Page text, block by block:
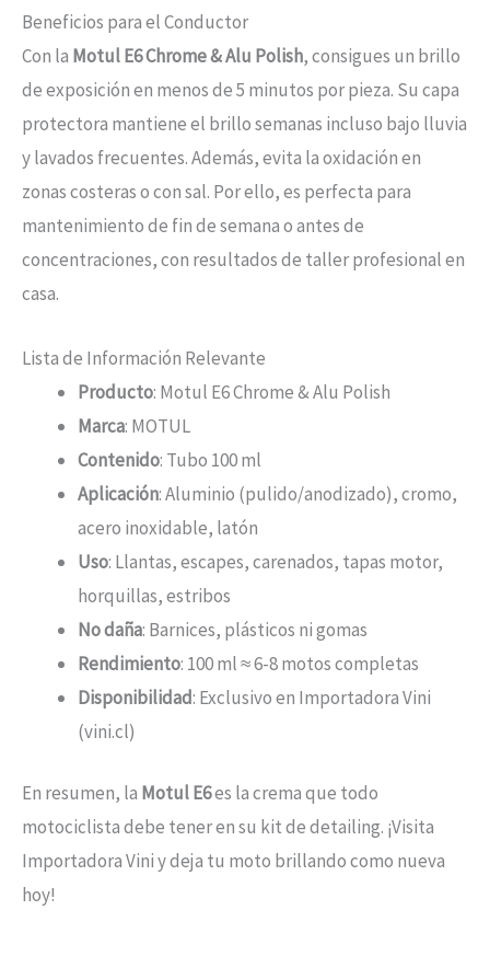
Beneficios para el Conductor
Con la Motul E6 Chrome & Alu Polish, consigues un brillo
de exposición en menos de 5 minutos por pieza. Su capa
protectora mantiene el brillo semanas incluso bajo lluvia
y lavados frecuentes. Además, evita la oxidación en
zonas costeras o con sal. Por ello, es perfecta para
mantenimiento de fin de semana o antes de
concentraciones, con resultados de taller profesional en
casa.
Lista de Información Relevante
Producto: Motul E6 Chrome & Alu Polish
Marca: MOTUL
Contenido: Tubo 100 ml
Aplicación: Aluminio (pulido/anodizado), cromo,
acero inoxidable, latón
Uso: Llantas, escapes, carenados, tapas motor,
horquillas, estribos
No daña: Barnices, plásticos ni gomas
Rendimiento: 100 ml ≈ 6-8 motos completas
Disponibilidad: Exclusivo en Importadora Vini
(vini.cl)
En resumen, la Motul E6es la crema que todo
motociclista debe tener en su kit de detailing. ¡Visita
Importadora Vini y deja tu moto brillando como nueva
hoy!